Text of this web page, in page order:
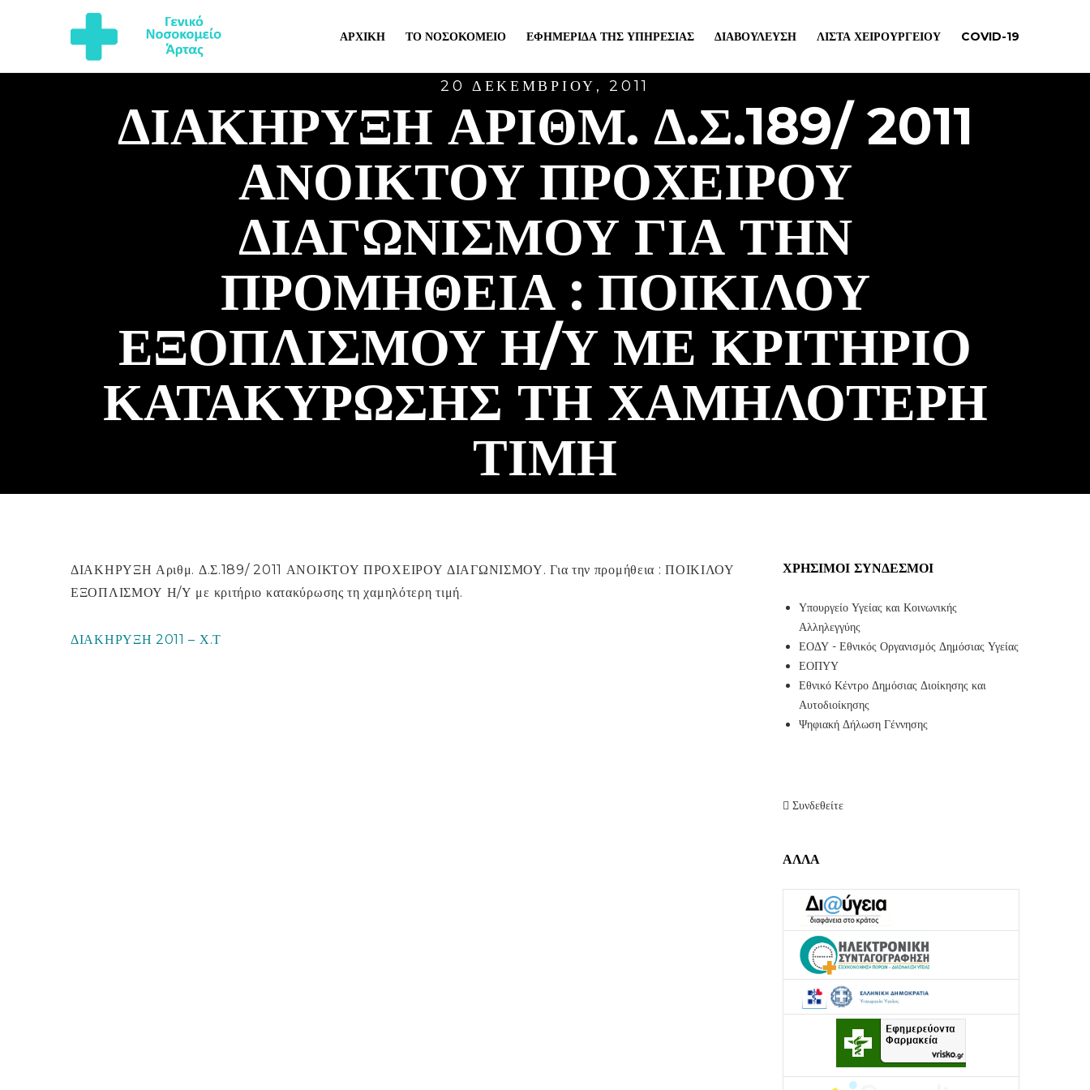
ΑΡΧΙΚΉ ΤΟ ΝΟΣΟΚΟΜΕΊΟ ΕΦΗΜΕΡΊΔΑ ΤΗΣ ΥΠΗΡΕΣΊΑΣ ΔΙΑΒΟΎΛΕΥΣΗ ΛΊΣΤΑ ΧΕΙΡΟΥΡΓΕΊΟΥ COVID-19
20 ΔΕΚΕΜΒΡΊΟΥ, 2011
ΔΙΑΚΗΡΥΞΗ ΑΡΙΘΜ. Δ.Σ.189/ 2011
ΑΝΟΙΚΤΟΥ ΠΡΟΧΕΙΡΟΥ
ΔΙΑΓΩΝΙΣΜΟΥ ΓΙΑ ΤΗΝ
ΠΡΟΜΉΘΕΙΑ : ΠΟΙΚΙΛΟΥ
ΕΞΟΠΛΙΣΜΟΥ Η/Υ ΜΕ ΚΡΙΤΉΡΙΟ
ΚΑΤΑΚΎΡΩΣΗΣ ΤΗ ΧΑΜΗΛΌΤΕΡΗ
ΤΙΜΉ
ΔΙΑΚΗΡΥΞΗ Αριθμ. Δ.Σ.189/ 2011 ΑΝΟΙΚΤΟΥ ΠΡΟΧΕΙΡΟΥ ΔΙΑΓΩΝΙΣΜΟΥ.Για την προμήθεια : ΠΟΙΚΙΛΟΥ
ΕΞΟΠΛΙΣΜΟΥ Η/Υ με κριτήριο κατακύρωσης τη χαμηλότερη τιμή.
ΔΙΑΚΗΡΥΞΗ 2011 – Χ.Τ
ΧΡΉΣΙΜΟΙ ΣΎΝΔΕΣΜΟΙ
Υπουργείο Υγείας και Κοινωνικής
Αλληλεγγύης
ΕΟΔΥ - Εθνικός Οργανισμός Δημόσιας Υγείας
ΕΟΠΥΥ
Εθνικό Κέντρο Δημόσιας Διοίκησης και
Αυτοδιοίκησης
Ψηφιακή Δήλωση Γέννησης
Συνδεθείτε
ΑΛΛΑ